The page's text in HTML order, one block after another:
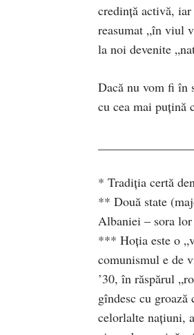
credinţă activă,
reasumat „în viul
la noi devenite
Dacă nu vom fi în
cu cea mai puţină
* Tradiţia certă
** Două state
Albaniei – sora
*** Hoţia este o
comunismul e de
’30, în răspărul
gîndesc cu
celorlalte naţiuni,